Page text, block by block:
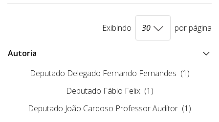
Exibindo por página
Autoria
Deputado Delegado Fernando Fernandes (1)
Deputado Fábio Felix (1)
Deputado João Cardoso Professor Auditor (1)